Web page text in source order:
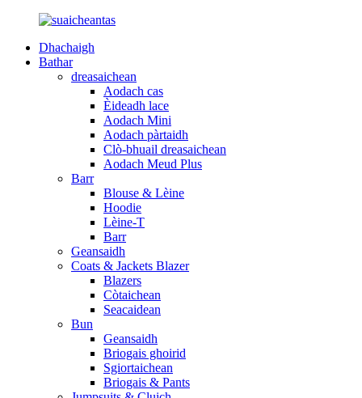
Dhachaigh
Bathar
dreasaichean
Aodach cas
Èideadh lace
Aodach Mini
Aodach pàrtaidh
Clò-bhuail dreasaichean
Aodach Meud Plus
Barr
Blouse & Lèine
Hoodie
Lèine-T
Barr
Geansaidh
Coats & Jackets Blazer
Blazers
Còtaichean
Seacaidean
Bun
Geansaidh
Briogais ghoirid
Sgiortaichean
Briogais & Pants